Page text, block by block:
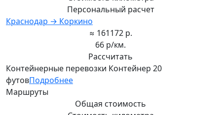
Персональный расчет
Краснодар → Коркино
≈ 161172 р.
66 р/км.
Рассчитать
Контейнерные перевозки Контейнер 20
футовПодробнее
Маршруты
Общая стоимость